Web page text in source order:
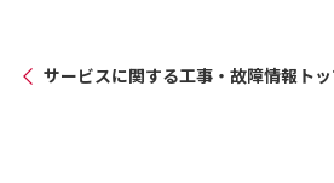
サービスに関する工事・故障情報ト